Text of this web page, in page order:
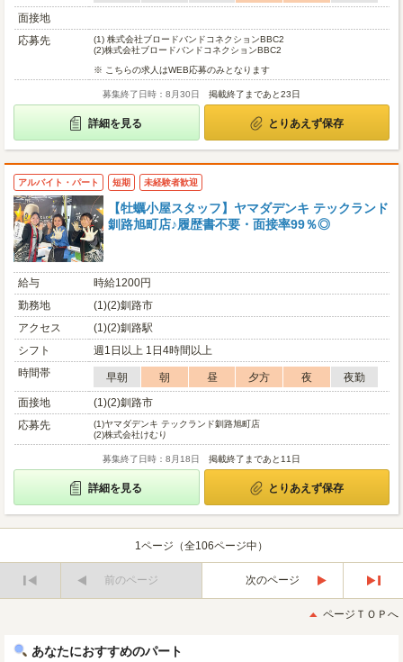
面接地
応募先
(1) 株式会社ブロードバンドコネクションBBC2
(2)株式会社ブロードバンドコネクションBBC2
※ こちらの求人はWEB応募のみとなります
募集終了日時：8月30日 掲載終了まであと23日
詳細を見る とりあえず保存
アルバイト・パート 短期 未経験者歓迎
【牡蠣小屋スタッフ】ヤマダデンキ テックランド
釧路旭町店♪履歴書不要・面接率99％◎
給与
時給1200円
勤務地
(1)(2)釧路市
アクセス
(1)(2)釧路駅
シフト
週1日以上 1日4時間以上
時間帯
早朝 朝 昼 夕方 夜
夜勤
面接地
(1)(2)釧路市
応募先
(1)ヤマダデンキ テックランド釧路旭町店
(2)株式会社けむり
募集終了日時：8月18日 掲載終了まであと11日
詳細を見る とりあえず保存
1ページ（全106ページ中）
前のページ
次のページ
後
ページＴＯＰへ
あなたにおすすめのパート